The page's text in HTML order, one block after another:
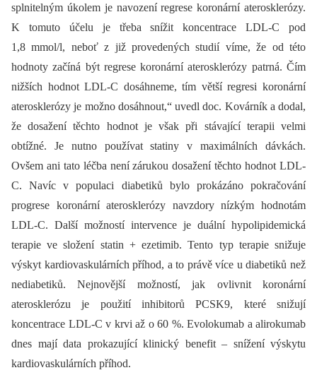
splnitelným úkolem je navození regrese koronární aterosklerózy.
K tomuto účelu je třeba snížit koncentrace LDL-C pod
1,8 mmol/l, neboť z již provedených studií víme, že od této
hodnoty začíná být regrese koronární aterosklerózy patrná. Čím
nižších hodnot LDL-C dosáhneme, tím větší regresi koronární
aterosklerózy je možno dosáhnout,“ uvedl doc. Kovárník a dodal,
že dosažení těchto hodnot je však při stávající terapii velmi
obtížné. Je nutno používat statiny v maximálních dávkách.
Ovšem ani tato léčba není zárukou dosažení těchto hodnot LDL-
C. Navíc v populaci diabetiků bylo prokázáno pokračování
progrese koronární aterosklerózy navzdory nízkým hodnotám
LDL-C. Další možností intervence je duální hypolipidemická
terapie ve složení statin + ezetimib. Tento typ terapie snižuje
výskyt kardiovaskulárních příhod, a to právě více u diabetiků než
nediabetiků. Nejnovější možností, jak ovlivnit koronární
aterosklerózu je použití inhibitorů PCSK9, které snižují
koncentrace LDL-C v krvi až o 60 %. Evolokumab a alirokumab
dnes mají data prokazující klinický benefit –⁠ snížení výskytu
kardiovaskulárních příhod.